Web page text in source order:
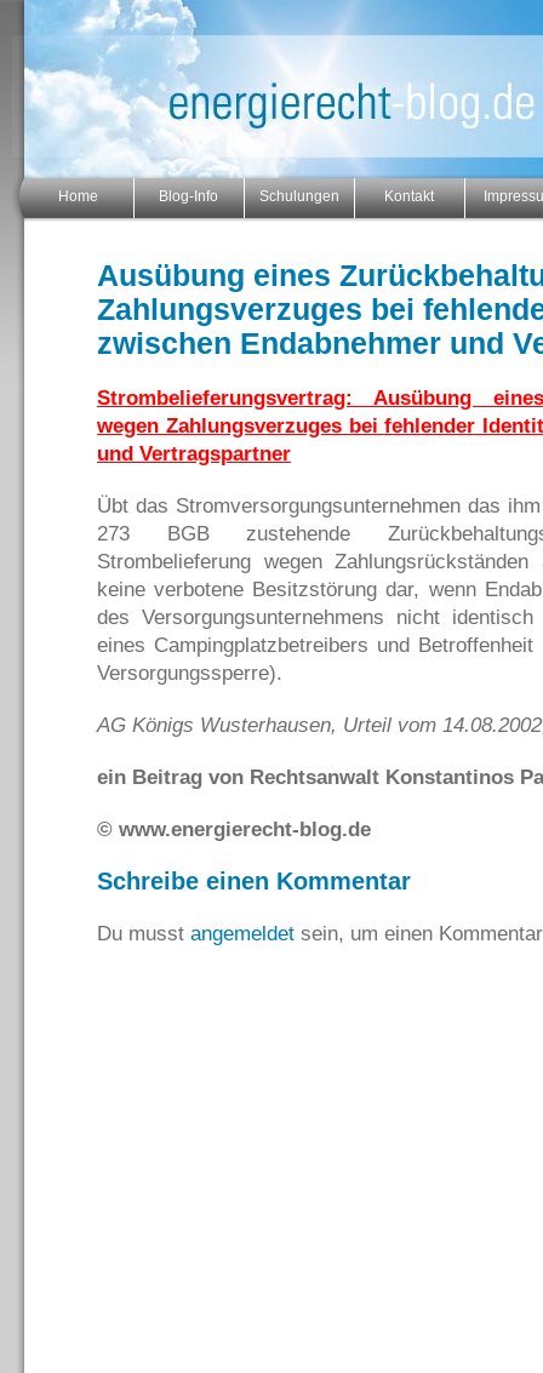
Home Blog-Info Schulungen Kontakt
Ausübung eines
Zahlungsverzuges bei
zwischen Endabnehmer und
Strombelieferungsvertrag: Ausübung
wegen Zahlungsverzuges bei fehlender
und Vertragspartner
Übt das Stromversorgungsunternehmen das
273 BGB zustehende
Strombelieferung wegen
keine verbotene Besitzstörung dar, wenn
des Versorgungsunternehmens nicht
eines Campingplatzbetreibers und
Versorgungssperre).
AG Königs Wusterhausen, Urteil vom
ein Beitrag von Rechtsanwalt Konstantinos
© www.energierecht-blog.de
Schreibe einen Kommentar
Du musst angemeldet sein, um einen